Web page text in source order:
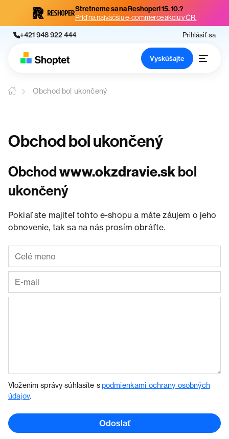
Stretneme sa na Reshoperi 15. 10.?
Príď na najväčšiu e-commerce akciu v ČR.
+421 948 922 444 Prihlásiť sa
Vyskúšajte
Obchod bol ukončený
Obchod bol ukončený
Obchodwww.okzdravie.skbol
ukončený
Pokiaľ ste majiteľ tohto e-shopu a máte záujem o jeho
obnovenie, tak sa na nás prosím obráťte.
Vložením správy súhlasíte spodmienkami ochrany osobných
údajov.
Odoslať